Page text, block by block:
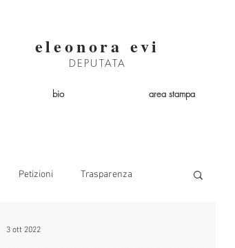
eleonora evi
DEPUTATA
bio area stampa
Petizioni Trasparenza
Acqua
3 ott 2022